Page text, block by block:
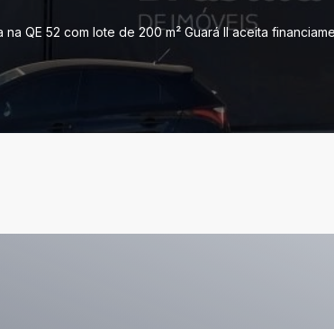
na QE 52 com lote de 200 m² Guará II aceita